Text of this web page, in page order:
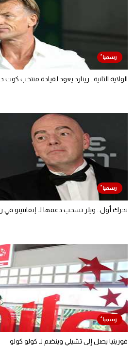
الولاية الثانية.. رينارد يعود لقيادة منتخب كوت
تحرك أول.. ويلز تسحب دعمها لـ إنفانتينو في
فوزينيا يصل إلى تشيلي وينضم لـ كولو كولو